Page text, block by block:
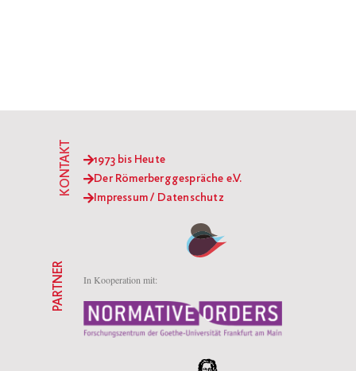
1973 bis Heute
Der Römerberggespräche e.V.
Impressum / Datenschutz
KONTAKT
In Kooperation mit:
PARTNER